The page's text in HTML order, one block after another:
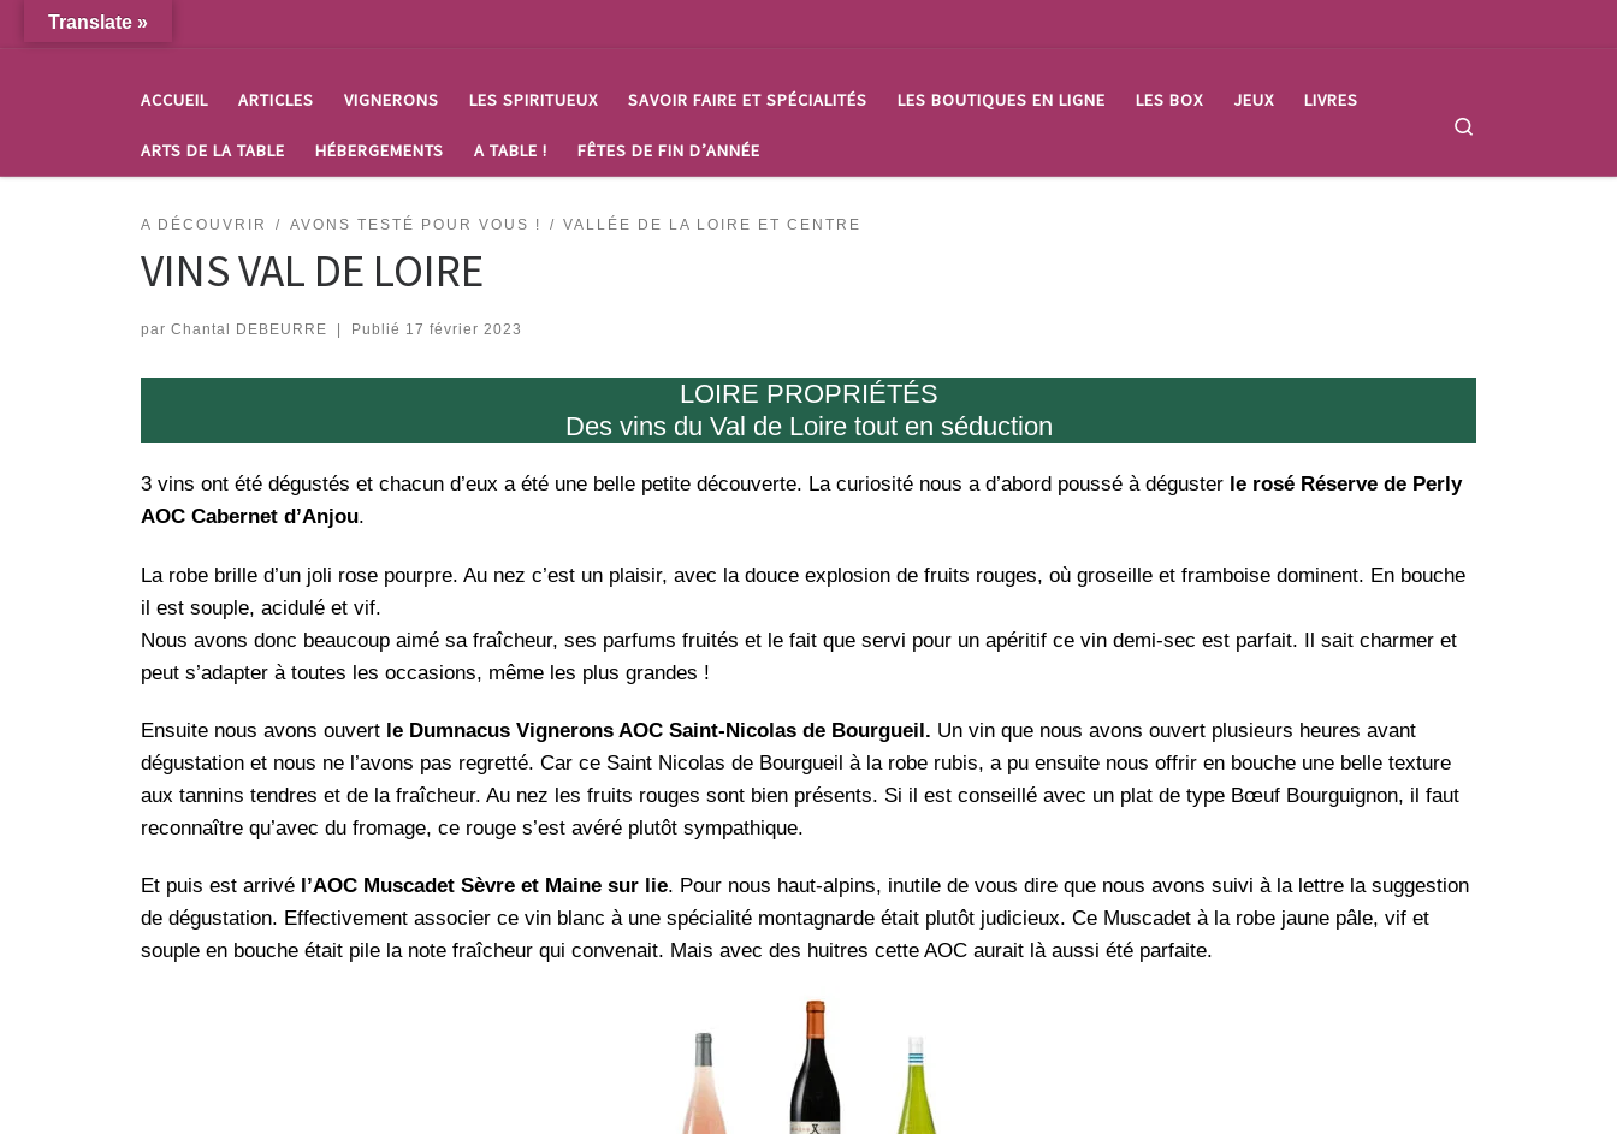
Passer au contenu
ACCUEIL ARTICLES VIGNERONS LES SPIRITUEUX SAVOIR FAIRE ET SPÉCIALITÉS LES BOUTIQUES EN LIGNE LES BOX JEUX LIVRES
ARTS DE LA TABLE HÉBERGEMENTS A TABLE ! FÊTES DE FIN D’ANNÉE
A DÉCOUVRIR AVONS TESTÉ POUR VOUS ! VALLÉE DE LA LOIRE ET CENTRE
VINS VAL DE LOIRE
par Chantal DEBEURRE Publié 17 février 2023
LOIRE PROPRIÉTÉS
Des vins du Val de Loire tout en séduction
3 vins ont été dégustés et chacun d’eux a été une belle petite découverte. La curiosité nous a d’abord poussé à déguster le rosé Réserve de Perly
AOC Cabernet d’Anjou.
La robe brille d’un joli rose pourpre. Au nez c’est un plaisir, avec la douce explosion de fruits rouges, où groseille et framboise dominent. En bouche
il est souple, acidulé et vif.
Nous avons donc beaucoup aimé sa fraîcheur, ses parfums fruités et le fait que servi pour un apéritif ce vin demi-sec est parfait. Il sait charmer et
peut s’adapter à toutes les occasions, même les plus grandes !
Ensuite nous avons ouvert le Dumnacus Vignerons AOC Saint-Nicolas de Bourgueil. Un vin que nous avons ouvert plusieurs heures avant
dégustation et nous ne l’avons pas regretté. Car ce Saint Nicolas de Bourgueil à la robe rubis, a pu ensuite nous offrir en bouche une belle texture
aux tannins tendres et de la fraîcheur. Au nez les fruits rouges sont bien présents. Si il est conseillé avec un plat de type Bœuf Bourguignon, il faut
reconnaître qu’avec du fromage, ce rouge s’est avéré plutôt sympathique.
Et puis est arrivé l’AOC Muscadet Sèvre et Maine sur lie. Pour nous haut-alpins, inutile de vous dire que nous avons suivi à la lettre la suggestion
de dégustation. Effectivement associer ce vin blanc à une spécialité montagnarde était plutôt judicieux. Ce Muscadet à la robe jaune pâle, vif et
souple en bouche était pile la note fraîcheur qui convenait. Mais avec des huitres cette AOC aurait là aussi été parfaite.
Translate »